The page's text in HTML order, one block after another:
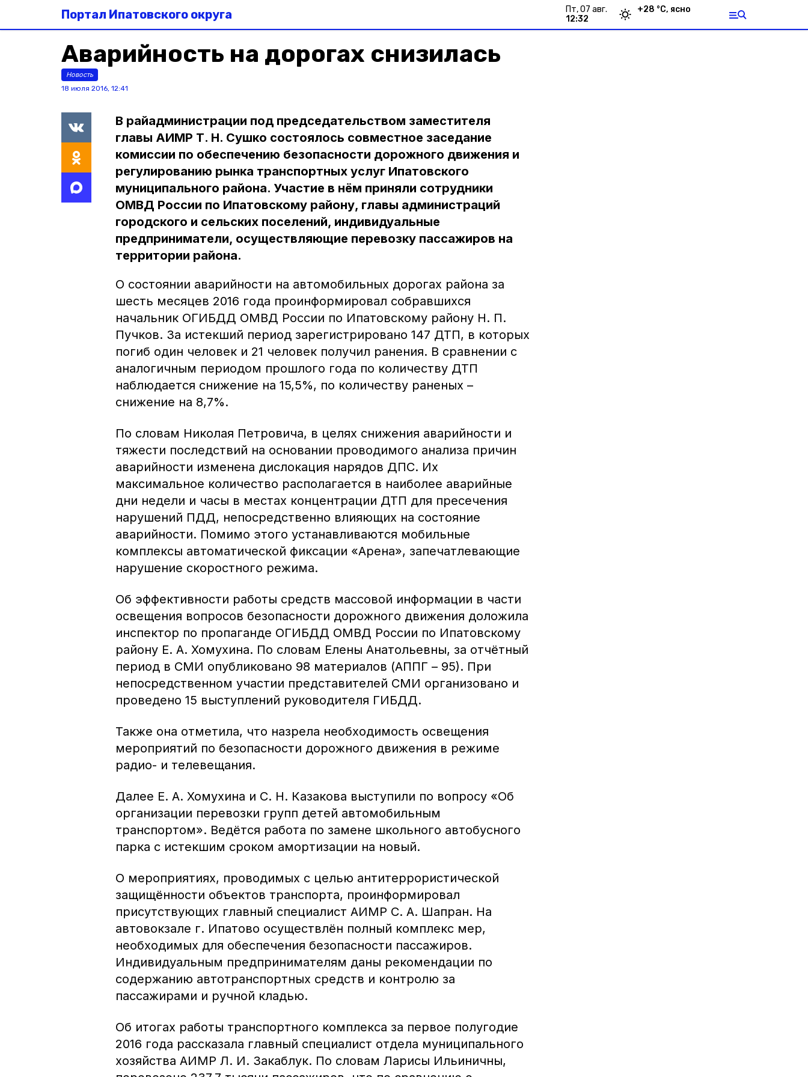
Портал Ипатовского округа
пт, 07 авг.
12:32
+28 °С, ясно
Аварийность на дорогах снизилась
Новость
18 июля 2016, 12:41
В райадминистрации под председательством заместителя
главы АИМР Т. Н. Сушко состоялось совместное заседание
комиссии по обеспечению безопасности дорожного движения и
регулированию рынка транспортных услуг Ипатовского
муниципального района. Участие в нём приняли сотрудники
ОМВД России по Ипатовскому району, главы администраций
городского и сельских поселений, индивидуальные
предприниматели, осуществляющие перевозку пассажиров на
территории района.
О состоянии аварийности на автомобильных дорогах района за
шесть месяцев 2016 года проинформировал собравшихся
начальник ОГИБДД ОМВД России по Ипатовскому району Н. П.
Пучков. За истекший период зарегистрировано 147 ДТП, в которых
погиб один человек и 21 человек получил ранения. В сравнении с
аналогичным периодом прошлого года по количеству ДТП
наблюдается снижение на 15,5%, по количеству раненых –
снижение на 8,7%.
По словам Николая Петровича, в целях снижения аварийности и
тяжести последствий на основании проводимого анализа причин
аварийности изменена дислокация нарядов ДПС. Их
максимальное количество располагается в наиболее аварийные
дни недели и часы в местах концентрации ДТП для пресечения
нарушений ПДД, непосредственно влияющих на состояние
аварийности. Помимо этого устанавливаются мобильные
комплексы автоматической фиксации «Арена», запечатлевающие
нарушение скоростного режима.
Об эффективности работы средств массовой информации в части
освещения вопросов безопасности дорожного движения доложила
инспектор по пропаганде ОГИБДД ОМВД России по Ипатовскому
району Е. А. Хомухина. По словам Елены Анатольевны, за отчётный
период в СМИ опубликовано 98 материалов (АППГ – 95). При
непосредственном участии представителей СМИ организовано и
проведено 15 выступлений руководителя ГИБДД.
Также она отметила, что назрела необходимость освещения
мероприятий по безопасности дорожного движения в режиме
радио- и телевещания.
Далее Е. А. Хомухина и С. Н. Казакова выступили по вопросу «Об
организации перевозки групп детей автомобильным
транспортом». Ведётся работа по замене школьного автобусного
парка с истекшим сроком амортизации на новый.
О мероприятиях, проводимых с целью антитеррористической
защищённости объектов транспорта, проинформировал
присутствующих главный специалист АИМР С. А. Шапран. На
автовокзале г. Ипатово осуществлён полный комплекс мер,
необходимых для обеспечения безопасности пассажиров.
Индивидуальным предпринимателям даны рекомендации по
содержанию автотранспортных средств и контролю за
пассажирами и ручной кладью.
Об итогах работы транспортного комплекса за первое полугодие
2016 года рассказала главный специалист отдела муниципального
хозяйства АИМР Л. И. Закаблук. По словам Ларисы Ильиничны,